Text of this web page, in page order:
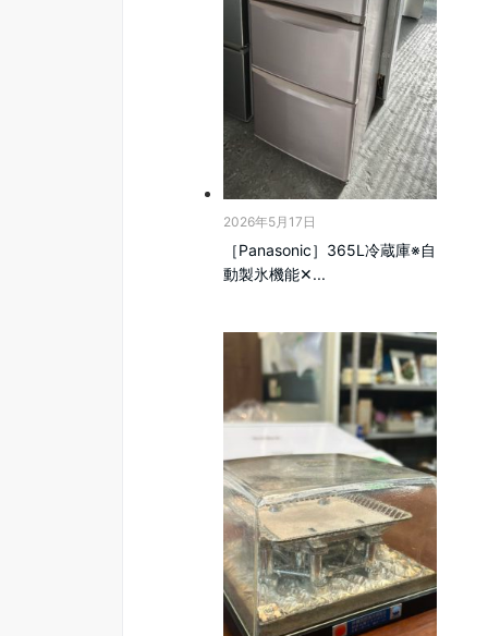
2026年5月17日
［Panasonic］365L冷蔵庫※自
動製氷機能‪✕...